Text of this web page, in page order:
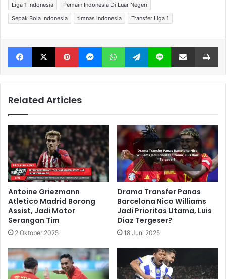
Liga 1 Indonesia
Pemain Indonesia Di Luar Negeri
Sepak Bola Indonesia
timnas indonesia Transfer Liga 1
Facebook X Pinterest Messenger WhatsApp Telegram Line Share via Email
Related Articles
Antoine Griezmann
Atletico Madrid Borong
Assist, Jadi Motor
Serangan Tim
2 Oktober 2025
Drama Transfer Panas
Barcelona Nico Williams
Jadi Prioritas Utama, Luis
Diaz Tergeser?
18 Juni 2025